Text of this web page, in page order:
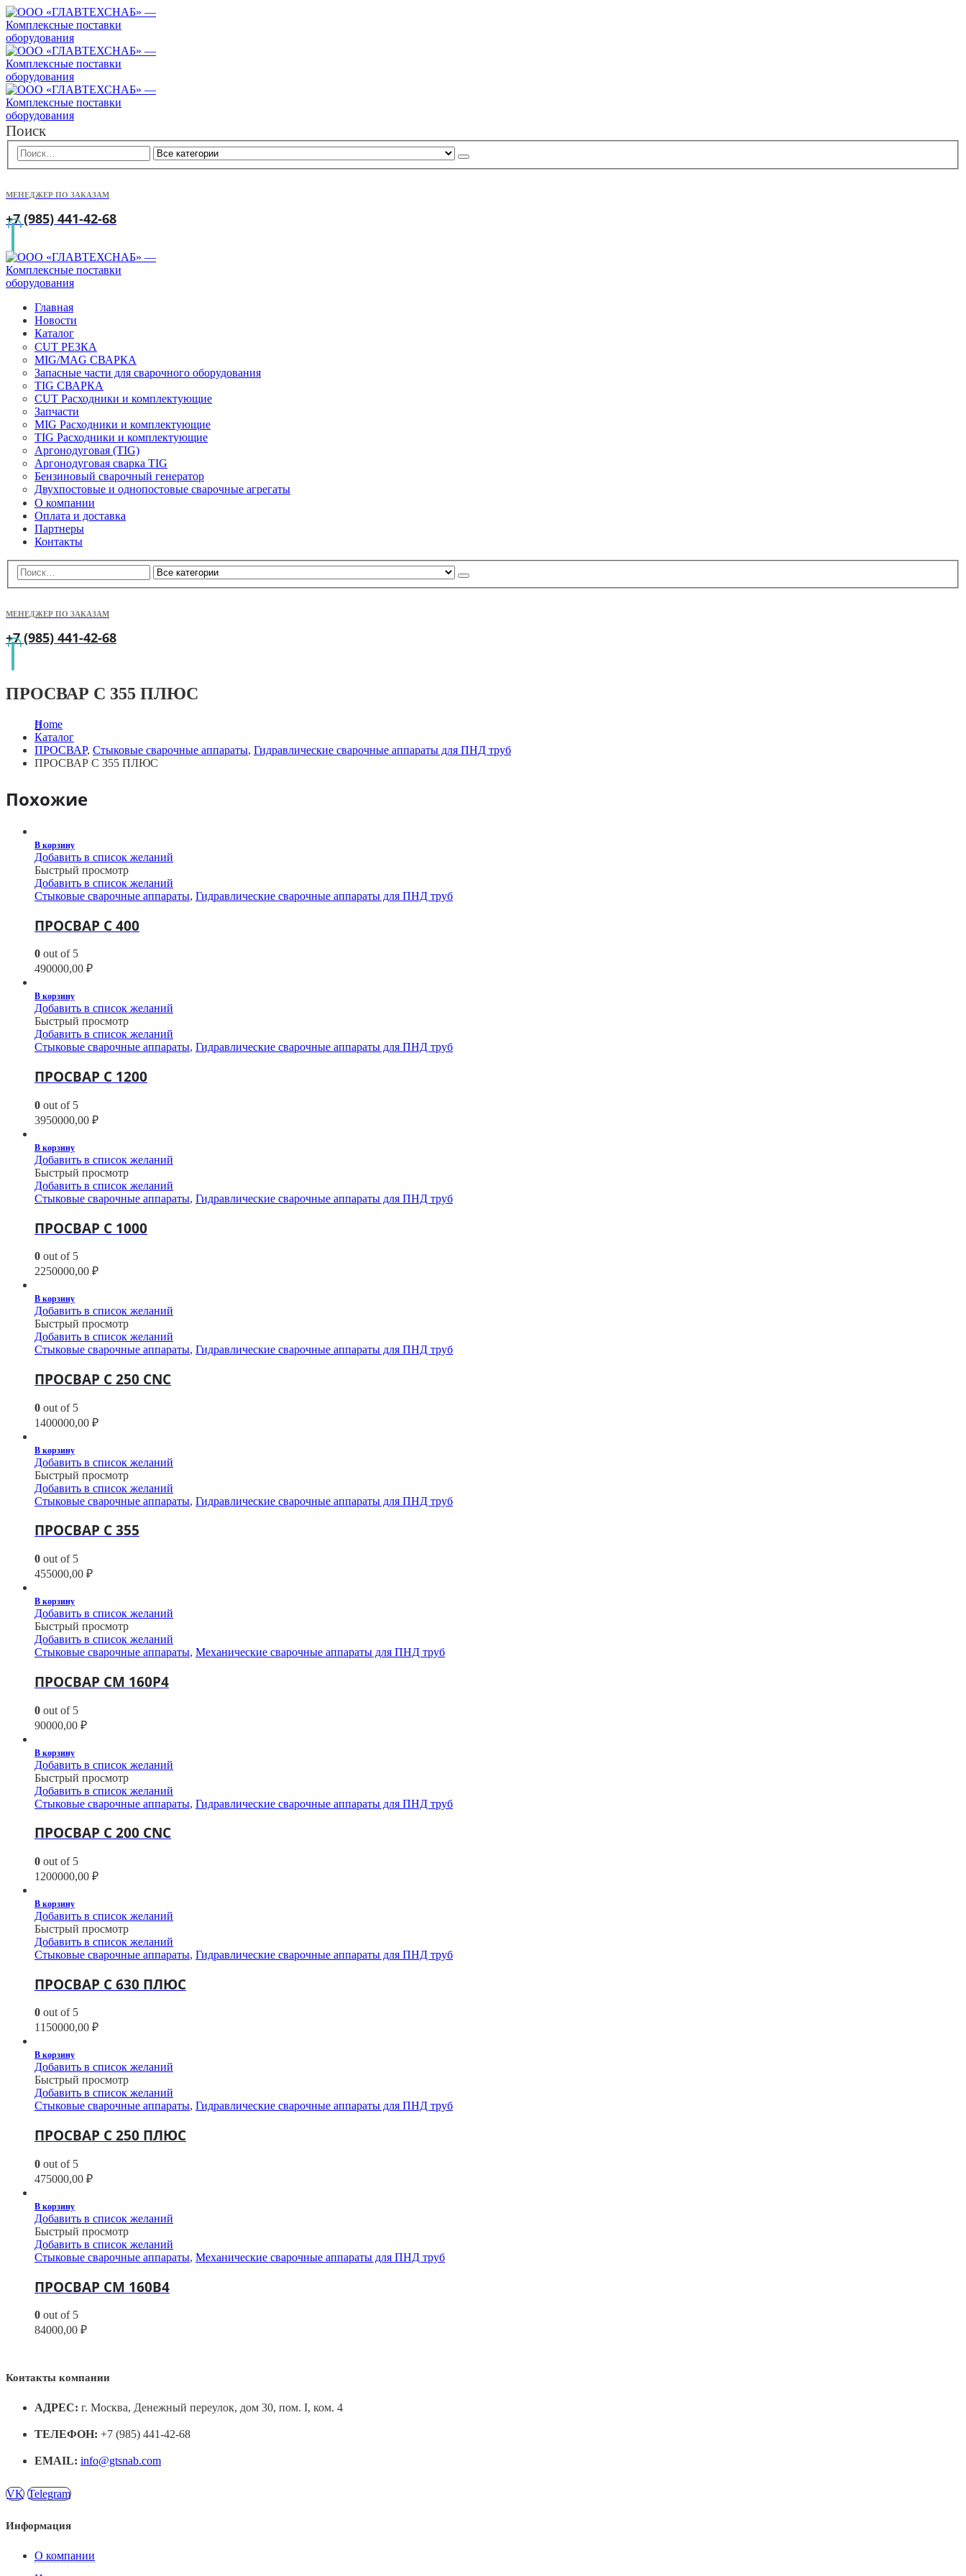
Поиск
МЕНЕДЖЕР ПО ЗАКАЗАМ
+7 (985) 441-42-68
Главная
Новости
Каталог
CUT РЕЗКА
MIG/MAG СВАРКА
Запасные части для сварочного оборудования
TIG СВАРКА
CUT Расходники и комплектующие
Запчасти
MIG Расходники и комплектующие
TIG Расходники и комплектующие
Аргонодуговая (TIG)
Аргонодуговая сварка TIG
Бензиновый сварочный генератор
Двухпостовые и однопостовые сварочные агрегаты
О компании
Оплата и доставка
Партнеры
Контакты
МЕНЕДЖЕР ПО ЗАКАЗАМ
+7 (985) 441-42-68
ПРОСВАР С 355 ПЛЮС
Home
Каталог
ПРОСВАР, Стыковые сварочные аппараты, Гидравлические сварочные аппараты для ПНД труб
ПРОСВАР С 355 ПЛЮС
Похожие
В корзину
Добавить в список желаний
Быстрый просмотр
Добавить в список желаний
Стыковые сварочные аппараты, Гидравлические сварочные аппараты для ПНД труб
ПРОСВАР С 400
0 out of 5
490000,00 ₽
В корзину
Добавить в список желаний
Быстрый просмотр
Добавить в список желаний
Стыковые сварочные аппараты, Гидравлические сварочные аппараты для ПНД труб
ПРОСВАР С 1200
0 out of 5
3950000,00 ₽
В корзину
Добавить в список желаний
Быстрый просмотр
Добавить в список желаний
Стыковые сварочные аппараты, Гидравлические сварочные аппараты для ПНД труб
ПРОСВАР С 1000
0 out of 5
2250000,00 ₽
В корзину
Добавить в список желаний
Быстрый просмотр
Добавить в список желаний
Стыковые сварочные аппараты, Гидравлические сварочные аппараты для ПНД труб
ПРОСВАР С 250 CNC
0 out of 5
1400000,00 ₽
В корзину
Добавить в список желаний
Быстрый просмотр
Добавить в список желаний
Стыковые сварочные аппараты, Гидравлические сварочные аппараты для ПНД труб
ПРОСВАР С 355
0 out of 5
455000,00 ₽
В корзину
Добавить в список желаний
Быстрый просмотр
Добавить в список желаний
Стыковые сварочные аппараты, Механические сварочные аппараты для ПНД труб
ПРОСВАР СМ 160Р4
0 out of 5
90000,00 ₽
В корзину
Добавить в список желаний
Быстрый просмотр
Добавить в список желаний
Стыковые сварочные аппараты, Гидравлические сварочные аппараты для ПНД труб
ПРОСВАР С 200 CNC
0 out of 5
1200000,00 ₽
В корзину
Добавить в список желаний
Быстрый просмотр
Добавить в список желаний
Стыковые сварочные аппараты, Гидравлические сварочные аппараты для ПНД труб
ПРОСВАР С 630 ПЛЮС
0 out of 5
1150000,00 ₽
В корзину
Добавить в список желаний
Быстрый просмотр
Добавить в список желаний
Стыковые сварочные аппараты, Гидравлические сварочные аппараты для ПНД труб
ПРОСВАР С 250 ПЛЮС
0 out of 5
475000,00 ₽
В корзину
Добавить в список желаний
Быстрый просмотр
Добавить в список желаний
Стыковые сварочные аппараты, Механические сварочные аппараты для ПНД труб
ПРОСВАР СМ 160В4
0 out of 5
84000,00 ₽
Контакты компании
АДРЕС: г. Москва, Денежный переулок, дом 30, пом. I, ком. 4
ТЕЛЕФОН: +7 (985) 441-42-68
EMAIL: info@gtsnab.com
VK Telegram
Информация
О компании